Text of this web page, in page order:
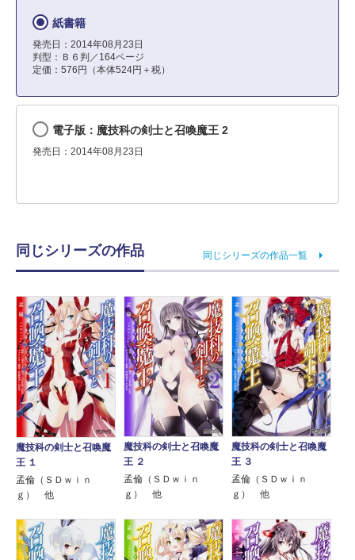
紙書籍
発売日：2014年08月23日
判型：Ｂ６判／164ページ
定価：576円（本体524円＋税）
電子版：魔技科の剣士と召喚魔王 2
発売日：2014年08月23日
同じシリーズの作品 同じシリーズの作品一覧
魔技科の剣士と召喚魔
王 １
孟倫（ＳＤｗｉｎ
ｇ） 他
魔技科の剣士と召喚魔
王 ２
孟倫（ＳＤｗｉｎ
ｇ） 他
魔技科の剣士と召喚魔
王 ３
孟倫（ＳＤｗｉｎ
ｇ） 他